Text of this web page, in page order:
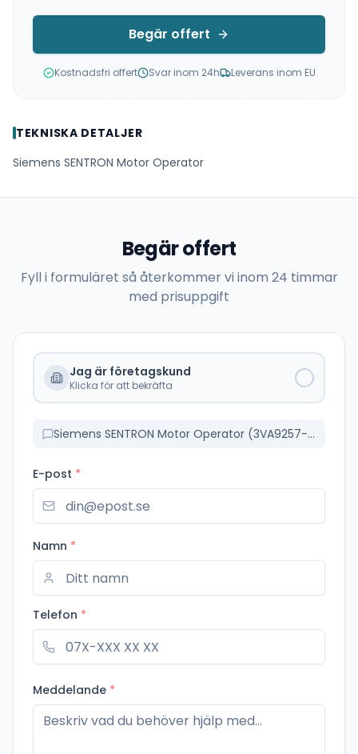
Begär offert
Kostnadsfri offert Svar inom 24h Leverans inom EU
TEKNISKA DETALJER
Siemens SENTRON Motor Operator
Begär offert
Fyll i formuläret så återkommer vi inom 24 timmar
med prisuppgift
Jag är företagskund
Klicka för att bekräfta
Siemens SENTRON Motor Operator (3VA9257-0HA10)
E-post *
Namn *
Telefon *
Meddelande *